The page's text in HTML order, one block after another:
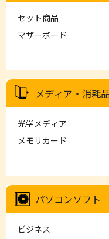
セット商品
マザーボード
メディア・消耗品
光学メディア
メモリカード
パソコンソフト
ビジネス